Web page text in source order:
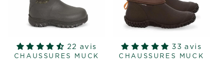
22 avis
CHAUSSURES MUCK
33 avis
CHAUSSURES MUCK